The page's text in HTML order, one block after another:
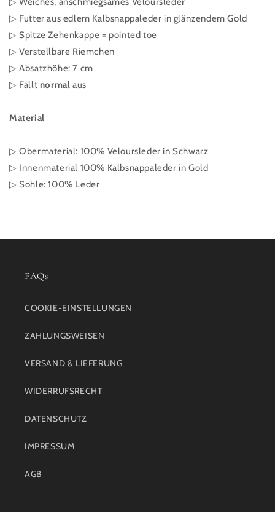
▷ Futter aus edlem Kalbsnappaleder in glänzendem Gold
▷ Spitze Zehenkappe = pointed toe
▷ Verstellbare Riemchen
▷ Absatzhöhe: 7 cm
▷ Fällt normal aus
Material
▷ Obermaterial: 100% Veloursleder in Schwarz
▷ Innenmaterial 100% Kalbsnappaleder in Gold
▷ Sohle: 100% Leder
FAQs
COOKIE-EINSTELLUNGEN
ZAHLUNGSWEISEN
VERSAND & LIEFERUNG
WIDERRUFSRECHT
DATENSCHUTZ
IMPRESSUM
AGB